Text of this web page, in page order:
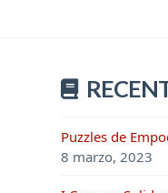
Puzzles de
8 marzo, 2023